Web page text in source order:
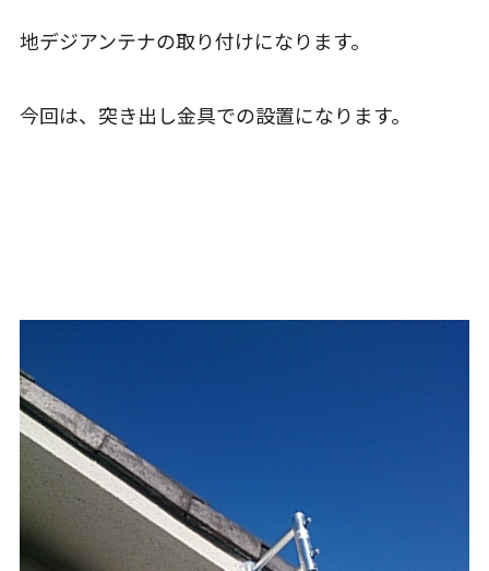
地デジアンテナの取り付けになります。
今回は、突き出し金具での設置になります。